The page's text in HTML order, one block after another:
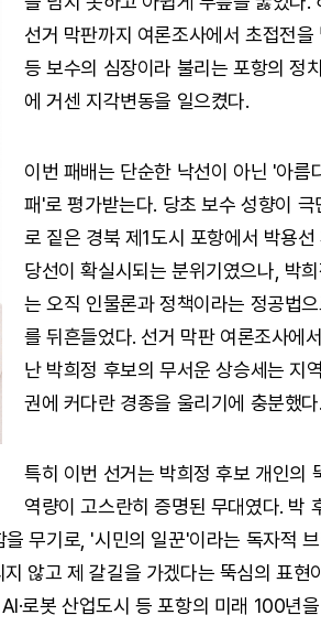
선거 막판까지 여론조사에서 초접전을
등 보수의 심장이라 불리는 포항의 정
에 거센 지각변동을 일으켰다.
이번 패배는 단순한 낙선이 아닌 '아름
패'로 평가받는다. 당초 보수 성향이 극
로 짙은 경북 제1도시 포항에서 박용선
당선이 확실시되는 분위기였으나, 박
는 오직 인물론과 정책이라는 정공법으
를 뒤흔들었다. 선거 막판 여론조사에
난 박희정 후보의 무서운 상승세는 지
권에 커다란 경종을 울리기에 충분했다.
특히 이번 선거는 박희정 후보 개인의
역량이 고스란히 증명된 무대였다. 박
무기로, '시민의 일꾼'이라는 독자적
않고 제 갈길을 가겠다는 뚝심의 표현
로봇 산업도시 등 포항의 미래 100년